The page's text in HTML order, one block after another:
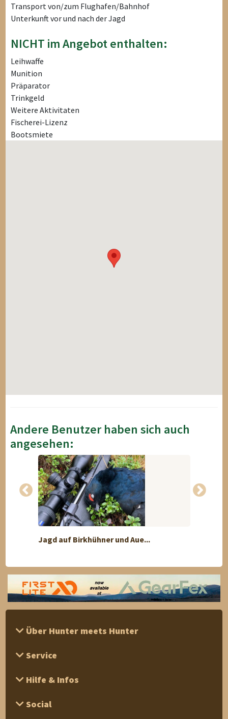
Transport von/zum Flughafen/Bahnhof
Unterkunft vor und nach der Jagd
NICHT im Angebot enthalten:
Leihwaffe
Munition
Präparator
Trinkgeld
Weitere Aktivitaten
Fischerei-Lizenz
Bootsmiete
Andere Benutzer haben sich auch
angesehen:
Jagd auf Birkhühner und Aue...
Über Hunter meets Hunter
Service
Hilfe & Infos
Social